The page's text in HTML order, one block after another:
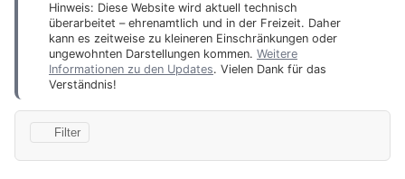
Hinweis: Diese Website wird aktuell technisch
überarbeitet – ehrenamtlich und in der Freizeit. Daher
kann es zeitweise zu kleineren Einschränkungen oder
ungewohnten Darstellungen kommen. Weitere
Informationen zu den Updates. Vielen Dank für das
Verständnis!
Filter